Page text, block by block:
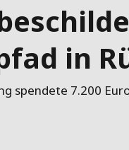
in
spendete 7.200